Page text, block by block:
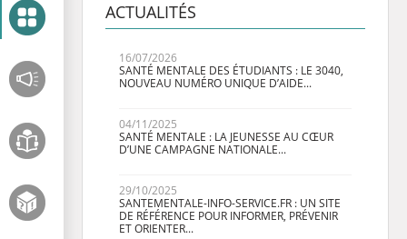
ACTUALITÉS
16/07/2026
SANTÉ MENTALE DES ÉTUDIANTS : LE 3040,
NOUVEAU NUMÉRO UNIQUE D’AIDE...
04/11/2025
SANTÉ MENTALE : LA JEUNESSE AU CŒUR
D’UNE CAMPAGNE NATIONALE...
29/10/2025
SANTEMENTALE-INFO-SERVICE.FR : UN SITE
DE RÉFÉRENCE POUR INFORMER, PRÉVENIR
ET ORIENTER...